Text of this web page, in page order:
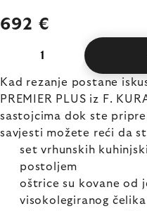
692 €
Kad rezanje postane
PREMIER PLUS iz F.
sastojcima dok ste
savjesti možete reći da
set vrhunskih
postoljem
oštrice su kovane od
visokolegiranog